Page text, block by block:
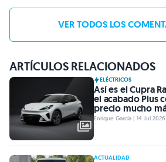
VER TODOS LOS
ARTÍCULOS RELACIONADOS
ELÉCTRICOS
Así es el Cupra
el acabado Plus
precio mucho
Enrique García | 14 Jul 2026
ACTUALIDAD